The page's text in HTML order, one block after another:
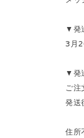
▼発
3月
▼発
ご注
発送
住所